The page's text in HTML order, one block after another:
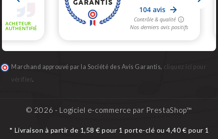
Marchand approuvé par la Société des Avis Garantis, cliquez ici pour
vérifier.
© 2026 - Logiciel e-commerce par PrestaShop™
* Livraison à partir de 1,58 € pour 1 porte-clé ou 4,40 € pour 1